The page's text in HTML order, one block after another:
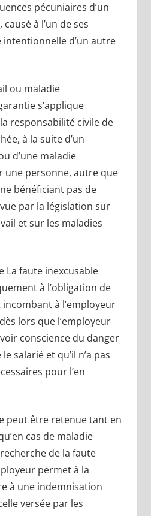
pécuniaires d’un
à l’un de ses
d’un autre
ou maladie
s’applique
responsabilité civile de
à la suite d’un
d’une maladie
une personne, autre que
bénéficiant pas de
par la législation sur
et sur les maladies
La faute inexcusable
à l’obligation de
à l’employeur
lors que l’employeur
conscience du danger
salarié et qu’il n’a pas
pour l’en
peut être retenue tant en
cas de maladie
de la faute
permet à la
à une indemnisation
versée par les